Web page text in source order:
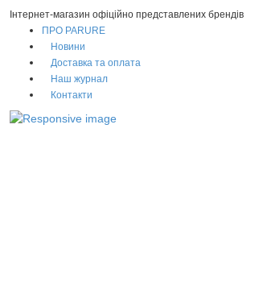
Інтернет-магазин офіційно представлених брендів
ПРО PARURE
Новини
Доставка та оплата
Наш журнал
Контакти